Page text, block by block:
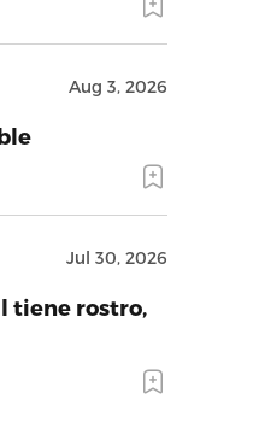
Aug 3, 2026
Jul 30, 2026
tiene rostro,